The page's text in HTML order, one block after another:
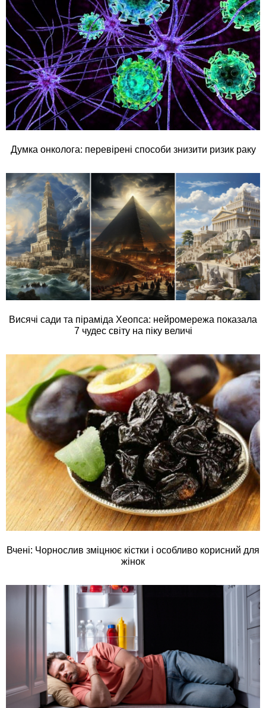
Думка онколога: перевірені способи знизити ризик раку
Висячі сади та піраміда Хеопса: нейромережа показала
7 чудес світу на піку величі
Вчені: Чорнослив зміцнює кістки і особливо корисний для
жінок